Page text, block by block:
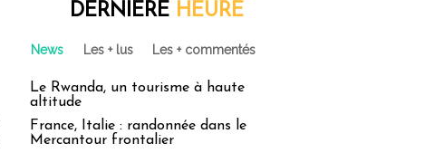
DERNIÈRE HEURE
News Les + lus Les + commentés
Le Rwanda, un tourisme à haute
altitude
France, Italie : randonnée dans le
Mercantour frontalier